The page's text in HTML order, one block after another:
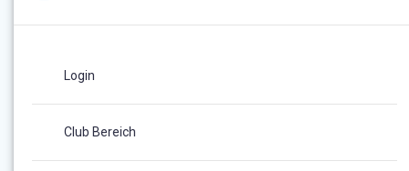
Login
Club Bereich